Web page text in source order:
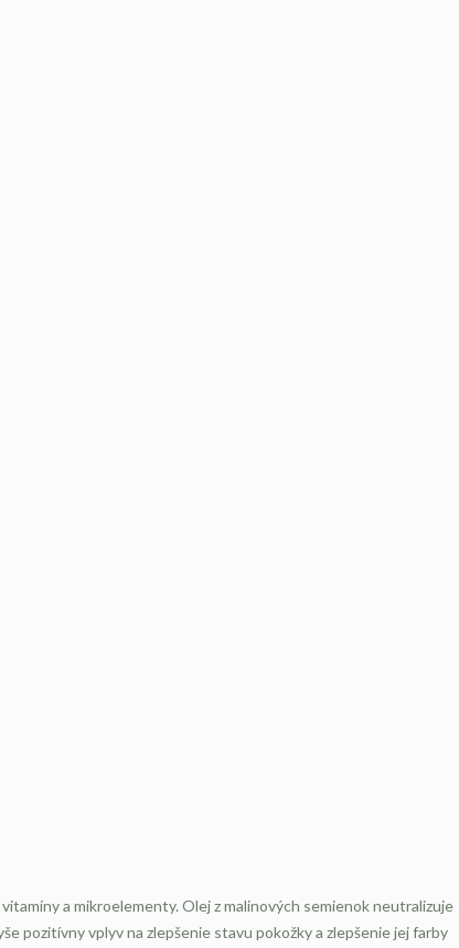
a mikroelementy. Olej z malinových semienok neutralizuje
pozitívny vplyv na zlepšenie stavu pokožky a zlepšenie jej farby